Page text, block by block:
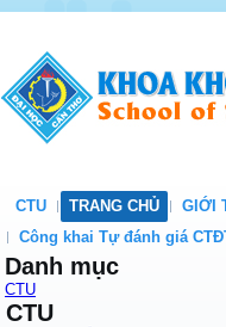
CTU TRANG CHỦ GIỚI
Công khai Tự đánh giá
Danh mục
CTU
CTU